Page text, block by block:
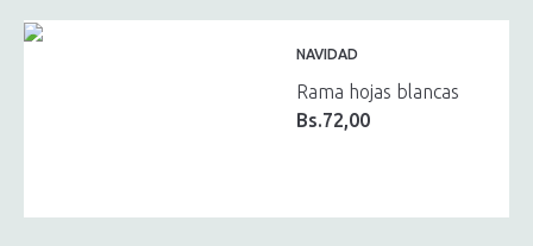
NAVIDAD
Rama hojas blancas
Bs.72,00